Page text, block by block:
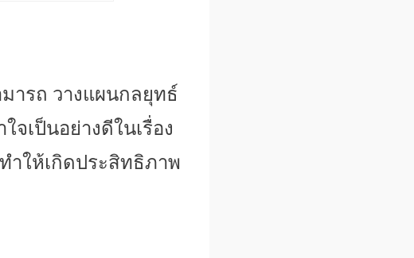
ารถ วางแผนกลยุทธ์
จเป็นอย่างดีในเรื่อง
ำให้เกิดประสิทธิภาพ